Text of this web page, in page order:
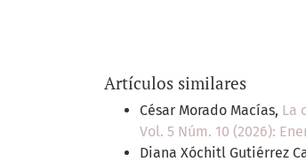
Artículos similares
César Morado Macías, La
Vol. 5 Núm. 10 (2026):
Diana Xóchitl Gutiérrez